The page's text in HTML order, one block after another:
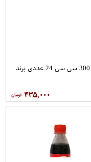
نوشابه 300 سی سی 24 عددی برند
۴۳۵,۰۰۰